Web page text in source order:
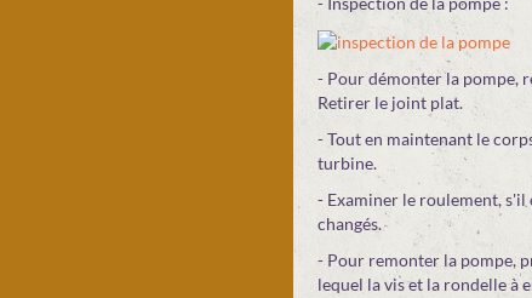
- Pour démonter la pompe,
Retirer le joint plat.
- Tout en maintenant le
turbine.
- Examiner le roulement, s'il
changés.
- Pour remonter la pompe,
lequel la vis et la rondelle à